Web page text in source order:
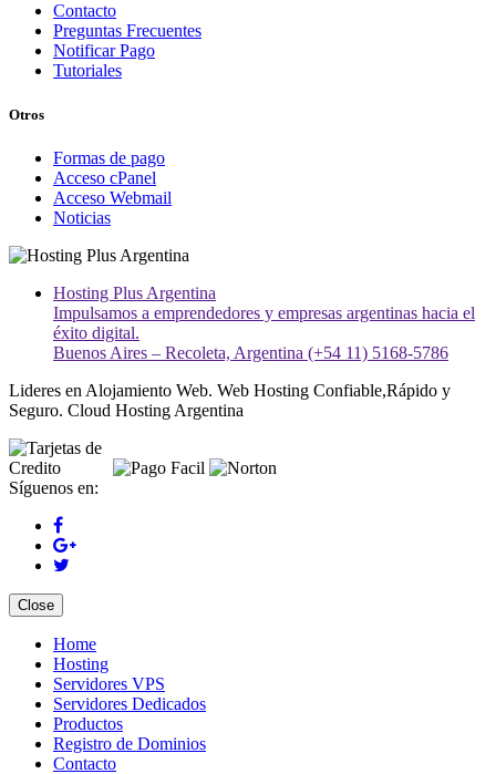
Contacto
Preguntas Frecuentes
Notificar Pago
Tutoriales
Otros
Formas de pago
Acceso cPanel
Acceso Webmail
Noticias
Hosting Plus Argentina
Impulsamos a emprendedores y empresas argentinas hacia el
éxito digital.
Buenos Aires – Recoleta, Argentina (+54 11) 5168-5786
Lideres en Alojamiento Web. Web Hosting Confiable,Rápido y
Seguro. Cloud Hosting Argentina
Síguenos en:
Close
Home
Hosting
Servidores VPS
Servidores Dedicados
Productos
Registro de Dominios
Contacto